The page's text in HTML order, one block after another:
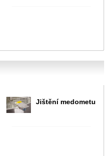
Jištění medometu